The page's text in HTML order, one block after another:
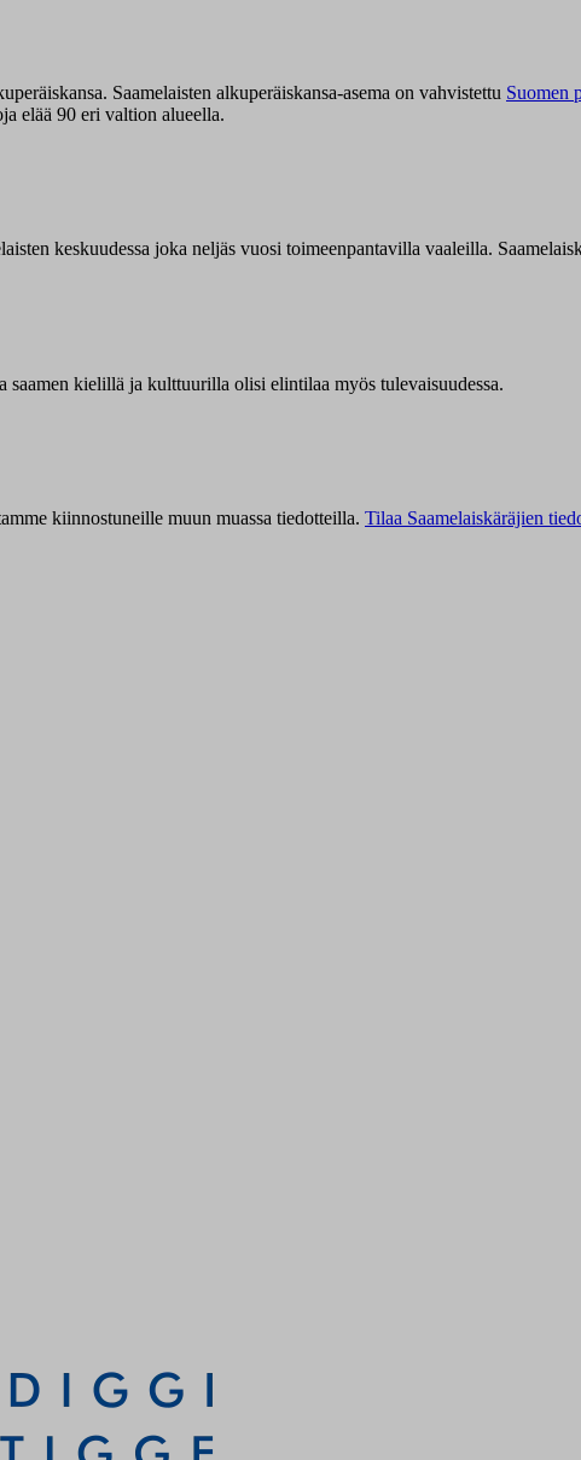
Saamelaisten alkuperäiskansa-asema on vahvistettu Suomen
elää 90 eri valtion alueella.
keskuudessa joka neljäs vuosi toimeenpantavilla vaaleilla.
saamen kielillä ja kulttuurilla olisi elintilaa myös tulevaisuudessa.
kiinnostuneille muun muassa tiedotteilla. Tilaa Saamelaiskäräjien